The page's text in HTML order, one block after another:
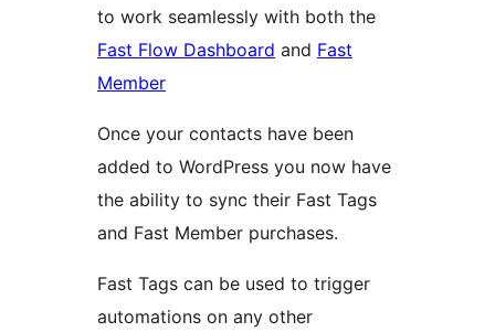
to work seamlessly with both the
Fast Flow Dashboard and Fast
Member
Once your contacts have been
added to WordPress you now have
the ability to sync their Fast Tags
and Fast Member purchases.
Fast Tags can be used to trigger
automations on any other